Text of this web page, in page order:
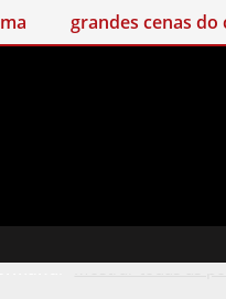
grandes cenas do cinema
. Mostrar todas as